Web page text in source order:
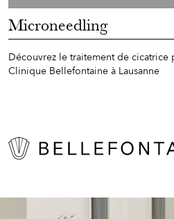
Microneedling
Découvrez le traitement de
Clinique Bellefontaine à Lausanne